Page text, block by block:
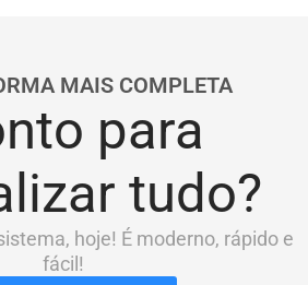
MAIS COMPLETA
para
tudo?
hoje! É moderno, rápido e
fácil!